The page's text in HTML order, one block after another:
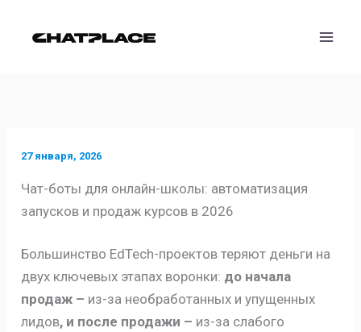
27 января, 2026
Чат-боты для онлайн-школы: автоматизация
запусков и продаж курсов в 2026
Большинство EdTech-проектов теряют деньги на
двух ключевых этапах воронки: до начала
продаж – из-за необработанных и упущенных
лидов, и после продажи – из-за слабого